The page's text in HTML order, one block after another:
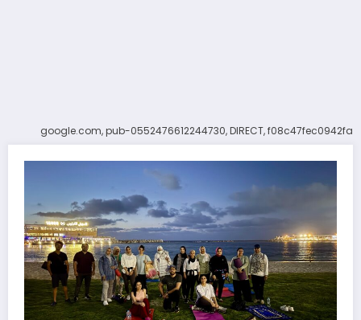
google.com, pub-0552476612244730, DIRECT, f08c47fec0942fa